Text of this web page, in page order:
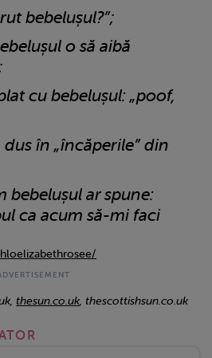
bebelușul?”;
o să aibă
cu bebelușul: „poof,
dus în „încăperile” din
bebelușul ar spune:
ca acum să-mi faci
thesun.co.uk, thescottishsun.co.uk